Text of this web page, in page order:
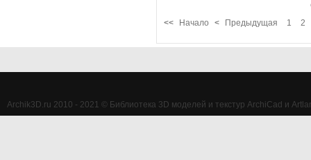
<<
Начало < Предыдущая 1 2
Archik3D.ru 2010 - 2021 © Библиотека 3D моделей и текстур ArchiCad и